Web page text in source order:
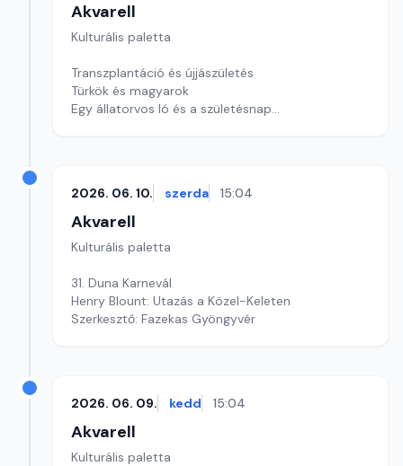
Akvarell
Kulturális paletta
Transzplantáció és újjászületés
Türkök és magyarok
Egy állatorvos ló és a születésnap
2026. 06. 10. szerda 15:04
Akvarell
Kulturális paletta
31. Duna Karnevál
Henry Blount: Utazás a Közel-Keleten
Szerkesztő: Fazekas Gyöngyvér
2026. 06. 09. kedd 15:04
Akvarell
Kulturális paletta